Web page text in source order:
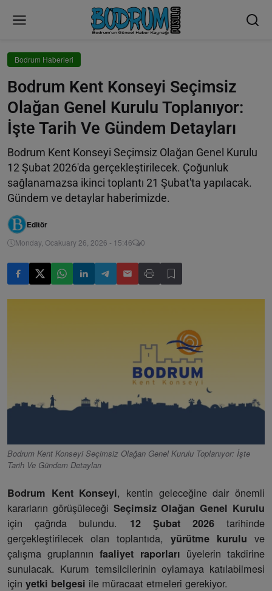
Bodrum Haberleri
Bodrum Kent Konseyi Seçimsiz
Olağan Genel Kurulu Toplanıyor:
İşte Tarih Ve Gündem Detayları
Bodrum Kent Konseyi Seçimsiz Olağan Genel Kurulu
12 Şubat 2026'da gerçekleştirilecek. Çoğunluk
sağlanamazsa ikinci toplantı 21 Şubat'ta yapılacak.
Gündem ve detaylar haberimizde.
Editör
Monday, Ocakuary 26, 2026 - 15:46 0
Bodrum Kent Konseyi Seçimsiz Olağan Genel Kurulu Toplanıyor: İşte
Tarih Ve Gündem Detayları
Bodrum Kent Konseyi, kentin geleceğine dair önemli
kararların görüşüleceği Seçimsiz Olağan Genel Kurulu
için çağrıda bulundu. 12 Şubat 2026tarihinde
gerçekleştirilecek olan toplantıda, yürütme kurulu ve
çalışma gruplarınınfaaliyet raporları üyelerin takdirine
sunulacak. Kurum temsilcilerinin oylamaya katılabilmesi
için yetki belgesi ile müracaat etmeleri gerekiyor.